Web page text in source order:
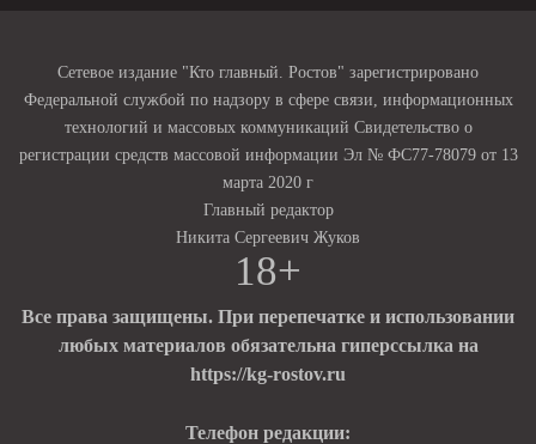
Сетевое издание "Кто главный. Ростов" зарегистрировано
Федеральной службой по надзору в сфере связи, информационных
технологий и массовых коммуникаций Свидетельство о
регистрации средств массовой информации Эл № ФС77-78079 от 13
марта 2020 г
Главный редактор
Никита Сергеевич Жуков
18+
Все права защищены. При перепечатке и использовании
любых материалов обязательна гиперссылка на
https://kg-rostov.ru
Телефон редакции: